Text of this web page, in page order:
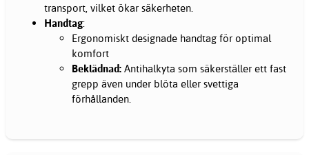
transport, vilket ökar säkerheten.
Handtag:
Ergonomiskt designade handtag för optimal
komfort
Beklädnad: Antihalkyta som säkerställer ett fast
grepp även under blöta eller svettiga
förhållanden.